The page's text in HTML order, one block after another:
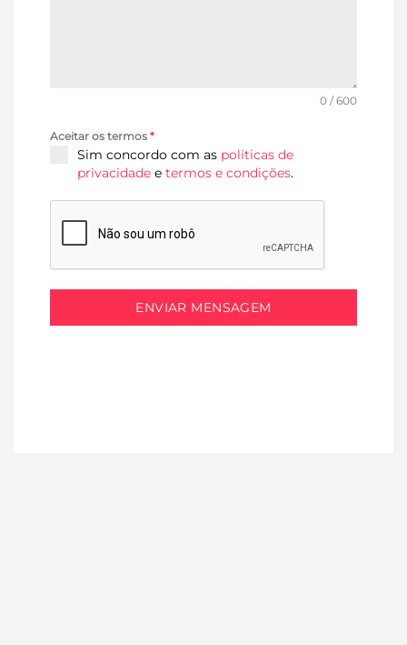
0 / 600
Aceitar os termos *
Sim concordo com as políticas de
privacidade e termos e condições.
ENVIAR MENSAGEM